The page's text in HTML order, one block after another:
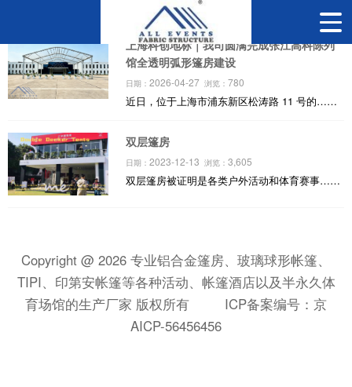
上海科创地标｜我司圆满完成张江高科陈列
馆全透明弧形篷房建设
日期： 2026-04-27 浏览： 780
近日，位于上海市浦东新区松涛路 11 号的……
双层篷房
日期： 2023-12-13 浏览： 3,605
双层篷房被证明是各类户外活动和体育赛事……
Copyright @ 2026 专业铝合金篷房、玻璃球形帐篷、
TIPI、印第安帐篷等各种活动、帐篷酒店以及半永久体
育场馆的生产厂家 版权所有 ICP备案编号：京
AICP-56456456